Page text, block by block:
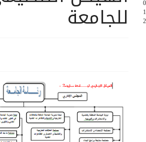
0
1
2
للجامعة